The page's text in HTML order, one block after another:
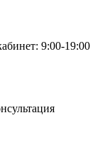
9:00-19:00